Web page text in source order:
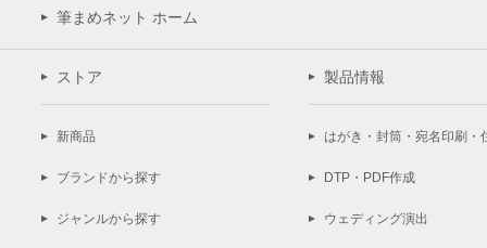
筆まめネット ホーム
ストア
新商品
ブランドから探す
ジャンルから探す
製品情報
はがき・封筒・宛名印刷・
DTP・PDF作成
ウェディング演出